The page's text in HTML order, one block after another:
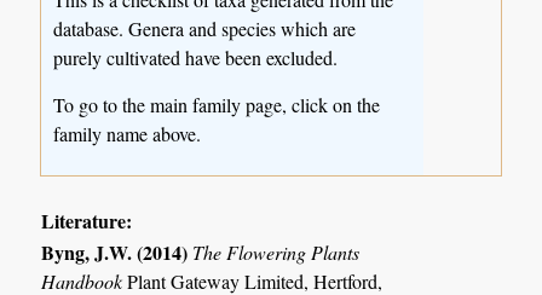
database. Genera and species which are
purely cultivated have been excluded.
To go to the main family page, click on the
family name above.
Literature:
Byng, J.W. (2014) The Flowering Plants
HandbookPlant Gateway Limited, Hertford,